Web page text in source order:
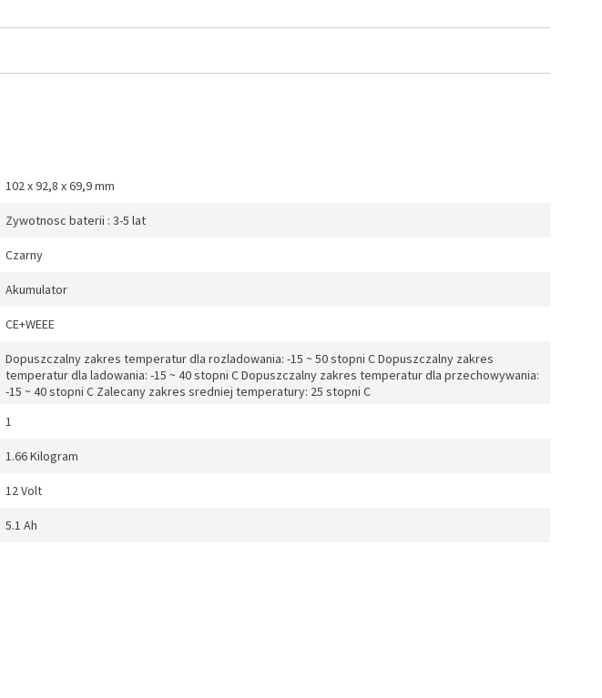
102 x 92,8 x 69,9 mm
Zywotnosc baterii : 3-5 lat
Czarny
Akumulator
CE+WEEE
Dopuszczalny zakres temperatur dla rozladowania: -15 ~ 50 stopni C Dopuszczalny zakres
temperatur dla ladowania: -15 ~ 40 stopni C Dopuszczalny zakres temperatur dla przechowywania:
-15 ~ 40 stopni C Zalecany zakres sredniej temperatury: 25 stopni C
1
1.66 Kilogram
12 Volt
5.1 Ah